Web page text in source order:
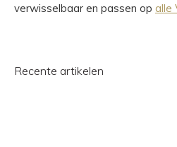
verwisselbaar en passen op alle
Recente artikelen